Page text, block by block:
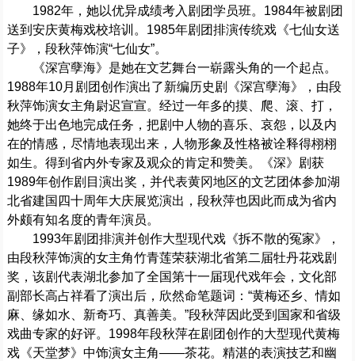
1982年，她以优异成绩考入剧团学员班。1984年被剧团
送到安庆黄梅戏校培训。1985年剧团排演传统戏《七仙女送
子》，段秋萍饰演“七仙女”。
《深宫孽海》是她在文艺舞台一崭露头角的一个起点。
1988年10月剧团创作演出了新编历史剧《深宫孽海》，由段
秋萍饰演女主角尉迟宣宣。经过一年多的摸、爬、滚、打，
她终于出色地完成任务，把剧中人物的喜乐、哀怨，以及内
在的情感，尽情地表现出来，人物形象及性格被诠释得栩栩
如生。得到省内外专家及观众的肯定和赞美。《深》剧获
1989年创作剧目演出奖，并代表黄冈地区的文艺团体参加湖
北省建国四十周年大庆展览演出，段秋萍也因此而成为省内
外颇有知名度的青年演员。
1993年剧团排演并创作大型现代戏《拆不散的冤家》，
由段秋萍饰演的女主角竹青莲荣获湖北省第二届牡丹花戏剧
奖，该剧代表湖北参加了全国第十一届现代戏年会，文化部
副部长高占祥看了演出后，欣然命笔题词：“黄梅还乡、情如
麻、缘如水、新奇巧、真善美。”段秋萍因此受到国家和省级
戏曲专家的好评。1998年段秋萍在剧团创作的大型现代黄梅
戏《天堂梦》中饰演女主角——茶花。精湛的表演技艺和幽